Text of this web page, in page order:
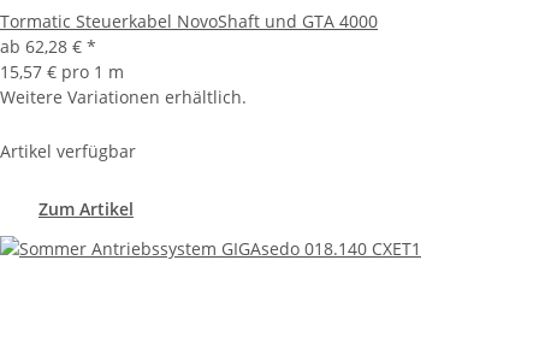
Tormatic Steuerkabel NovoShaft und GTA 4000
ab 62,28 € *
15,57 € pro 1 m
Weitere Variationen erhältlich.
Artikel verfügbar
Zum Artikel